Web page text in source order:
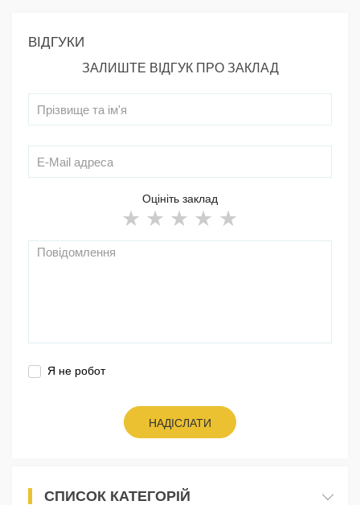
ВІДГУКИ
ЗАЛИШТЕ ВІДГУК ПРО ЗАКЛАД
Оцініть заклад
Я не робот
НАДІСЛАТИ
СПИСОК КАТЕГОРІЙ